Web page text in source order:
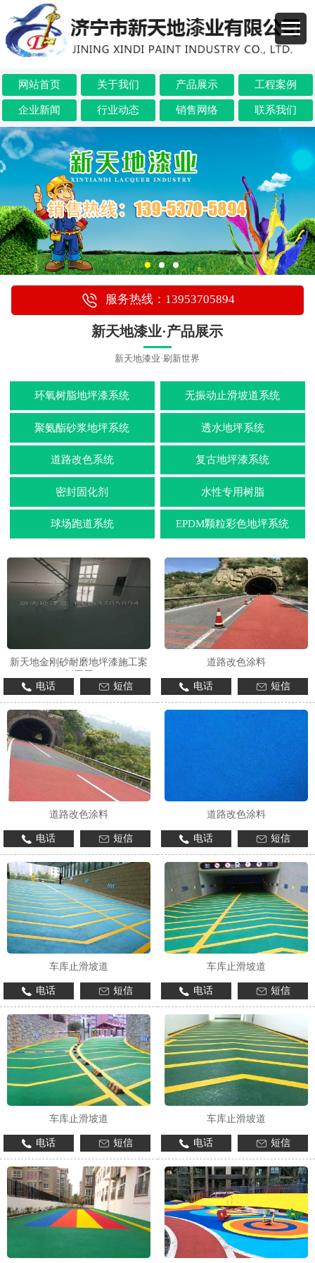
网站首页 关于我们 产品展示 工程案例
企业新闻 行业动态 销售网络 联系我们
1
服务热线：13953705894
新天地漆业·产品展示
新天地漆业·刷新世界
环氧树脂地坪漆系统 无振动止滑坡道系统
聚氨酯砂浆地坪系统 透水地坪系统
道路改色系统 复古地坪漆系统
密封固化剂 水性专用树脂
球场跑道系统 EPDM颗粒彩色地坪系统
新天地金刚砂耐磨地坪漆施工案
电话
短信
道路改色涂料
电话 短信
道路改色涂料
电话 短信
道路改色涂料
电话 短信
车库止滑坡道
电话 短信
车库止滑坡道
电话 短信
车库止滑坡道
电话 短信
车库止滑坡道
电话 短信